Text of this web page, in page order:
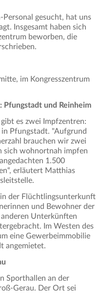
gesucht, hat uns
Insgesamt haben sich
beworben, die
im Kongresszentrum
Pfungstadt und Reinheim
es zwei Impfzentren:
in Pfungstadt. "Aufgrund
brauchen wir zwei
sich wohnortnah impfen
1.500
erläutert Matthias
der Flüchtlingsunterkunft
und Bewohner der
Unterkünften
Im Westen des
eine Gewerbeimmobilie
angemietet.
Sporthallen an der
Gerau. Der Ort sei